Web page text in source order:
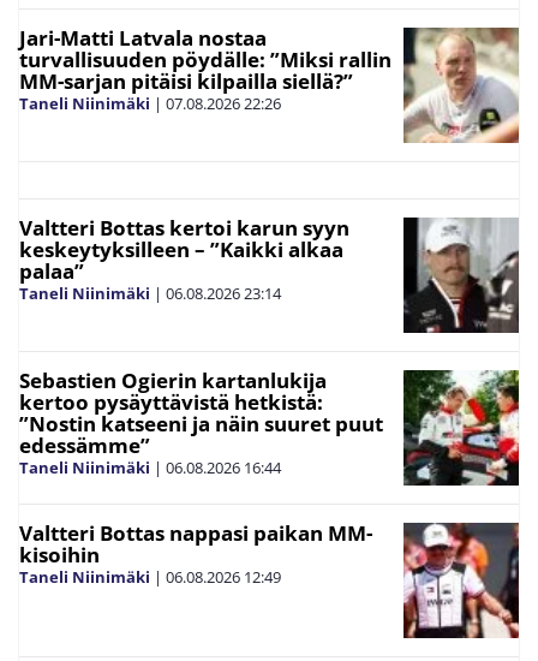
Jari-Matti Latvala nostaa
turvallisuuden pöydälle: ”Miksi rallin
MM-sarjan pitäisi kilpailla siellä?”
Taneli Niinimäki | 07.08.202622:26
Valtteri Bottas kertoi karun syyn
keskeytyksilleen – ”Kaikki alkaa
palaa”
Taneli Niinimäki | 06.08.202623:14
Sebastien Ogierin kartanlukija
kertoo pysäyttävistä hetkistä:
”Nostin katseeni ja näin suuret puut
edessämme”
Taneli Niinimäki | 06.08.2026 16:44
Valtteri Bottas nappasi paikan MM-
kisoihin
Taneli Niinimäki | 06.08.2026 12:49